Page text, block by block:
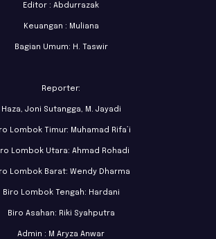
Editor : Abdurrazak
Keuangan : Muliana
Bagian Umum: H. Taswir
Reporter:
Haza, Joni Sutangga, M. Jayadi
Lombok Timur: Muhamad Rifa’i
Lombok Utara: Ahmad Rohadi
Lombok Barat: Wendy Dharma
Biro Lombok Tengah: Hardani
Biro Asahan: Riki Syahputra
Admin : M Aryza Anwar